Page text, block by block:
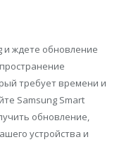
и ждете обновление
требует времени и
Samsung Smart
обновление,
устройства и